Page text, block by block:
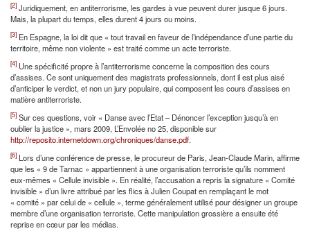
[2] Juridiquement, en antiterrorisme, les gardes à vue peuvent durer jusque 6 jours.
Mais, la plupart du temps, elles durent 4 jours ou moins.
[3] En Espagne, la loi dit que « tout travail en faveur de l’indépendance d’une partie du
territoire, même non violente » est traité comme un acte terroriste.
[4] Une spécificité propre à l’antiterrorisme concerne la composition des cours
d’assises. Ce sont uniquement des magistrats professionnels, dont il est plus aisé
d’anticiper le verdict, et non un jury populaire, qui composent les cours d’assises en
matière antiterroriste.
[5] Sur ces questions, voir « Danse avec l’Etat – Dénoncer l’exception jusqu’à en
oublier la justice », mars 2009, L’Envolée no 25, disponible sur
http://reposito.internetdown.org/chroniques/danse.pdf.
[6] Lors d’une conférence de presse, le procureur de Paris, Jean-Claude Marin, affirme
que les « 9 de Tarnac » appartiennent à une organisation terroriste qu’ils nomment
eux-mêmes « Cellule invisible ». En réalité, l’accusation a repris la signature « Comité
invisible » d’un livre attribué par les flics à Julien Coupat en remplaçant le mot
« comité » par celui de « cellule », terme généralement utilisé pour désigner un groupe
membre d’une organisation terroriste. Cette manipulation grossière a ensuite été
reprise en cœur par les médias.